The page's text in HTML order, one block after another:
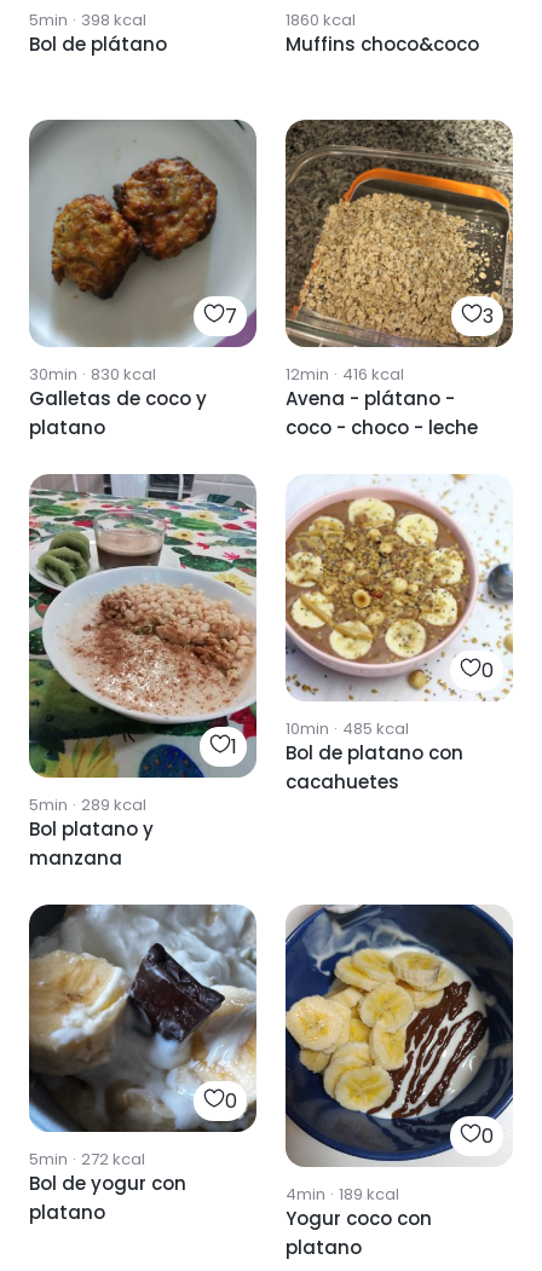
5min · 398 kcal
Bol de plátano
1860 kcal
Muffins choco&coco
7
30min · 830 kcal
Galletas de coco y
platano
3
12min · 416 kcal
Avena - plátano -
coco - choco - leche
1
5min · 289 kcal
Bol platano y
manzana
0
10min · 485 kcal
Bol de platano con
cacahuetes
0
5min · 272kcal
Bol de yogur con
platano
0
4min · 189 kcal
Yogur coco con
platano